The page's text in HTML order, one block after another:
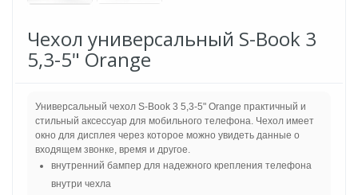
Чехол универсальный S-Book 3
5,3-5" Orange
Универсальный чехол S-Book 3 5,3-5" Orange практичный и
стильный аксессуар для мобильного телефона. Чехол имеет
окно для дисплея через которое можно увидеть данные о
входящем звонке, время и другое.
внутренний бампер для надежного крепления телефона
внутри чехла